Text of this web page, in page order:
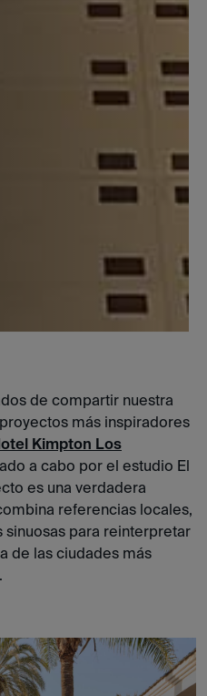
de compartir nuestra
más inspiradores
Kimpton Los
a cabo por el estudio El
es una verdadera
referencias locales,
para reinterpretar
de las ciudades más